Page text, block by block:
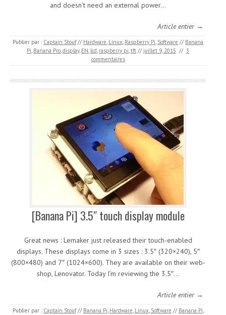
and doesn’t need an external power…
Article entier →
Publier par : Captain Stouf // Hardware, Linux, Raspberry Pi, Software // Banana
Pi, Banana Pro,display, EN, lcd, raspberry pi,tft // juillet 9, 2015 // 3
commentaires
[Banana Pi] 3.5″ touch display module
Great news : Lemaker just released their touch-enabled
displays. These displays come in 3 sizes : 3.5″ (320×240), 5″
(800×480) and 7″ (1024×600). They are available on their web-
shop, Lenovator. Today I’m reviewing the 3.5″…
Article entier →
Publier par : Captain Stouf // Banana Pi, Hardware, Linux, Software // Banana Pi,